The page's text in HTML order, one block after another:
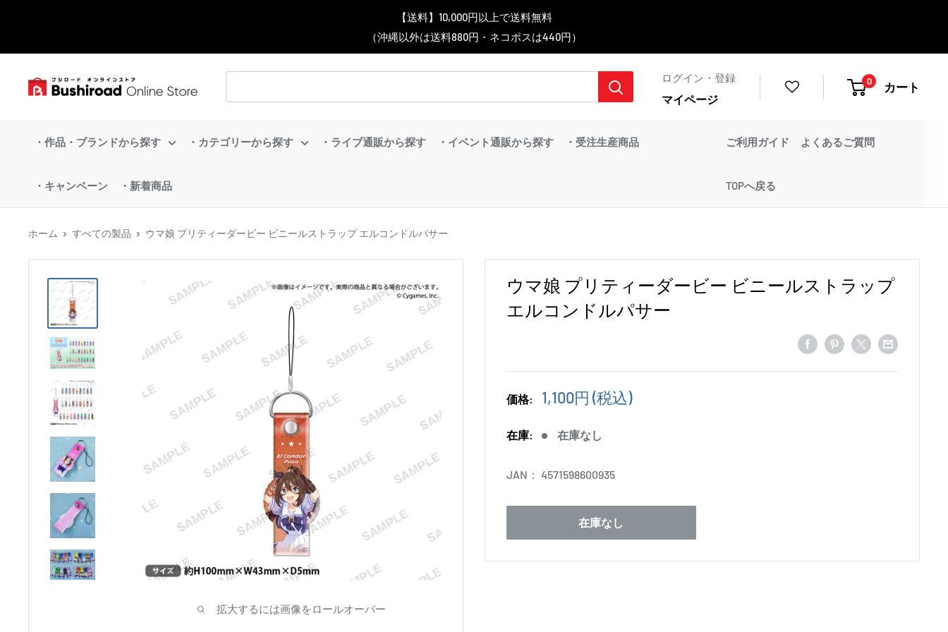
テ
▼送料をおトクにお買物する方法をご紹介♪
【こちらをクリック】
【送料】10,000円以上で送料無料
（沖縄以外は送料880円・ネコポスは440円）
＼予約受付中！／
BanG Dream! ちゃむりぃ みに Ave Mujica 鮮美透涼 ver.販売中！
▼「作品・ブランドから探す」で
欲しい商品を手に入れよう！
▼スムーズに商品を探すなら、
「カテゴリーから探す」を活用しよう！
▼お気に入り登録機能を活用しよう♪
【こちらをクリック】
ブ
オ
ン
ラ
ログイン・登録
マイページ
0 カート
・作品・ブランドから探す ・カテゴリーから探す ・ライブ通販から探す ・イベント通販から探す ・受注生産商品
・キャンペーン ・新着商品
ご利用ガイド よくあるご質問
TOPへ戻る
ホーム すべての製品 ウマ娘 プリティーダービー ビニールストラップ エルコンドルパサー
拡大するには画像をロールオーバー
ウマ娘 プリティーダービー ビニールストラップ
エルコンドルパサー
価格:
販
格
1,100円 (税込)
在庫: 在庫なし
JAN： 4571598600935
在庫なし